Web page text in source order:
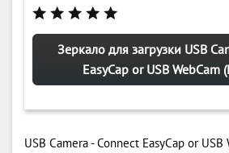
Зеркало для загрузки USB
EasyCap or USB WebCam
USB Camera - Connect EasyCap or